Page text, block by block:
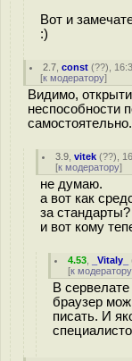
Вот и
:)
2.7 ,const (??),
[к модератору]
Видимо,
неспособности
самостоятельно.
3.9 ,vitek (??),
[к модератору]
не думаю.
а вот как
за
и вот кому
4.53 _Vitaly_
[к модератору
В
браузер
писать. И